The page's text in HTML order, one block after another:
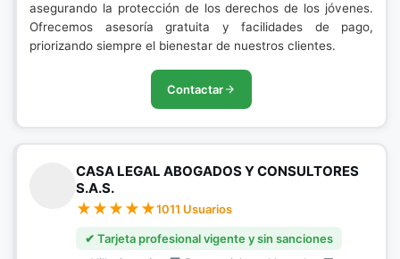
asegurando la protección de los derechos de los jóvenes.
Ofrecemos asesoría gratuita y facilidades de pago,
priorizando siempre el bienestar de nuestros clientes.
Contactar
CASA LEGAL ABOGADOS Y CONSULTORES
S.A.S.
1011 Usuarios
✔ Tarjeta profesional vigente y sin sanciones